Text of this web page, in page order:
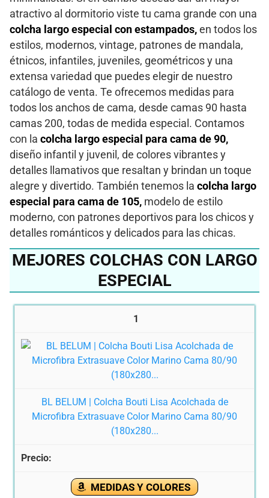
atractivo al dormitorio viste tu cama grande con una
colcha largo especial con estampados, en todos los
estilos, modernos, vintage, patrones de mandala,
étnicos, infantiles, juveniles, geométricos y una
extensa variedad que puedes elegir de nuestro
catálogo de venta. Te ofrecemos medidas para
todos los anchos de cama, desde camas 90 hasta
camas 200, todas de medida especial. Contamos
con la colcha largo especial para cama de 90,
diseño infantil y juvenil, de colores vibrantes y
detalles llamativos que resaltan y brindan un toque
alegre y divertido. También tenemos la colcha largo
especial para cama de 105, modelo de estilo
moderno, con patrones deportivos para los chicos y
detalles románticos y delicados para las chicas.
MEJORES COLCHAS CON LARGO
ESPECIAL
1
BL BELUM | Colcha Bouti Lisa Acolchada de
Microfibra Extrasuave Color Marino Cama 80/90
(180x280...
MEDIDAS Y COLORES